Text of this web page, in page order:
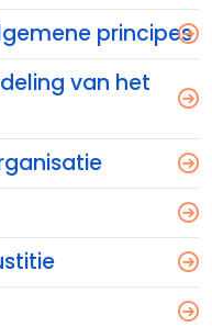
principes
van het